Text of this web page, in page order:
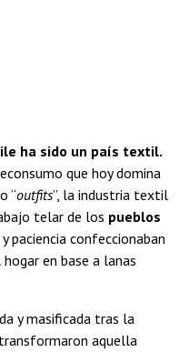
ha sido un país textil.
que hoy domina
“outfits”, la industria textil
telar de los pueblos
paciencia confeccionaban
en base a lanas
y masificada tras la
aquella